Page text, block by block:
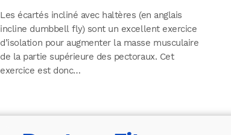
Les écartés incliné avec haltères (en anglais
incline dumbbell fly) sont un excellent exercice
d’isolation pour augmenter la masse musculaire
de la partie supérieure des pectoraux. Cet
exercice est donc…